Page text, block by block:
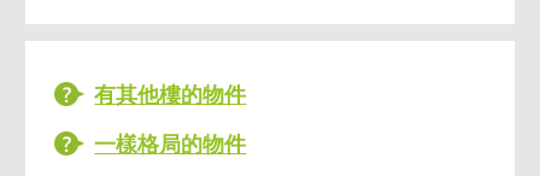
有其他樓的物件
一樣格局的物件